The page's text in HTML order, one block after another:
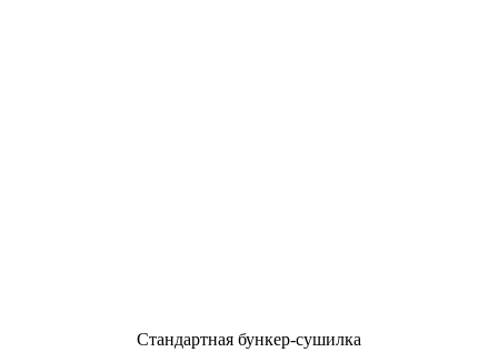
Стандартная бункер-сушилка